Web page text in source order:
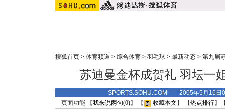
搜狐首页 > 体育频道 > 综合体育 > 羽毛球 > 最新动态 > 第九届
苏迪曼金杯成贺礼 羽坛一
SPORTS.SOHU.COM 2005年5月16日
页面功能 【我来说两句(0)】 【 收藏本文 】 【热点排行】